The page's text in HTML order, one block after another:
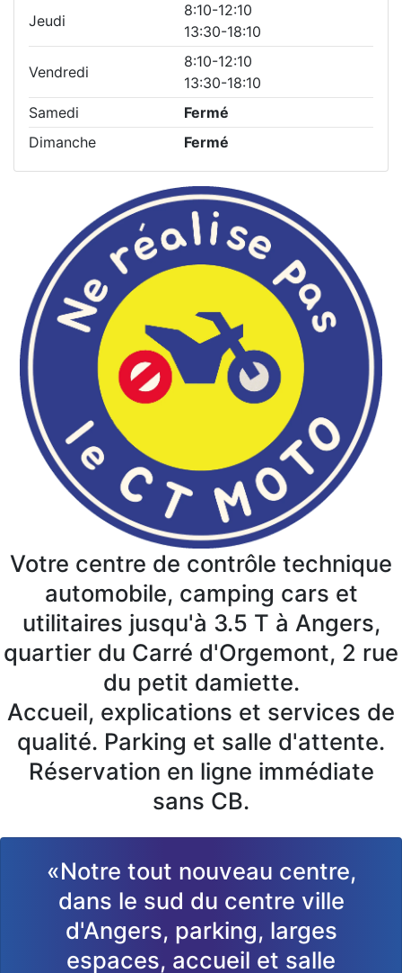
Jeudi
8:10-12:10
13:30-18:10
Vendredi
8:10-12:10
13:30-18:10
Samedi
Fermé
Dimanche
Fermé
Votre centre de contrôle technique
automobile, camping cars et
utilitaires jusqu'à 3.5 T à Angers,
quartier du Carré d'Orgemont, 2 rue
du petit damiette.
Accueil, explications et services de
qualité. Parking et salle d'attente.
Réservation en ligne immédiate
sans CB.
«Notre tout nouveau centre,
dans le sud du centre ville
d'Angers, parking, larges
espaces, accueil et salle